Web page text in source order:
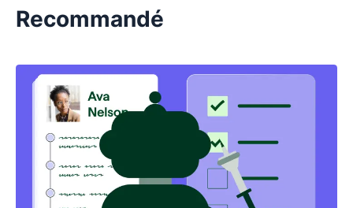
Recommandé